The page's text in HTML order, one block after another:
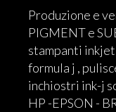
Produzione e
PIGMENT e
stampanti
formula j ,
inchiostri ink-j
HP -EPSON -